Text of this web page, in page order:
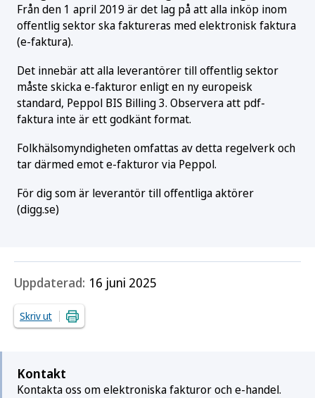
Från den 1 april 2019 är det lag på att alla inköp inom
offentlig sektor ska faktureras med elektronisk faktura
(e-faktura).
Det innebär att alla leverantörer till offentlig sektor
måste skicka e-fakturor enligt en ny europeisk
standard, Peppol BIS Billing 3. Observera att pdf-
faktura inte är ett godkänt format.
Folkhälsomyndigheten omfattas av detta regelverk och
tar därmed emot e-fakturor via Peppol.
För dig som är leverantör till offentliga aktörer
(digg.se)
Uppdaterad: 16 juni 2025
Skriv ut
Kontakt
Kontakta oss om elektroniska fakturor och e-handel.